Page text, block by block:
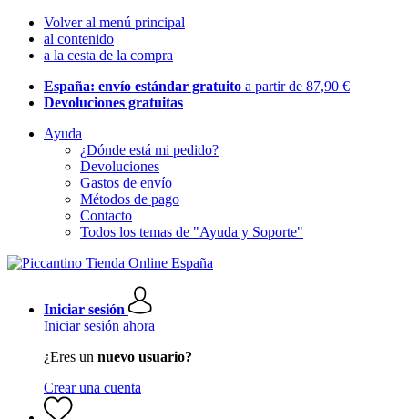
Volver al menú principal
al contenido
a la cesta de la compra
España: envío estándar gratuito a partir de 87,90 €
Devoluciones gratuitas
Ayuda
¿Dónde está mi pedido?
Devoluciones
Gastos de envío
Métodos de pago
Contacto
Todos los temas de "Ayuda y Soporte"
Iniciar sesión
Iniciar sesión ahora
¿Eres un nuevo usuario?
Crear una cuenta